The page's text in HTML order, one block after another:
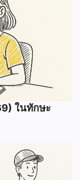
ในทักษะ